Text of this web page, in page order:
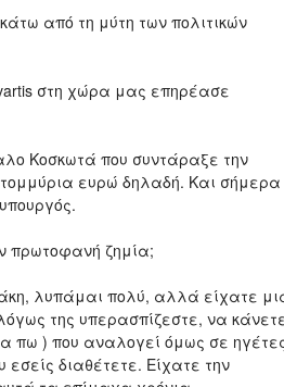
από τη μύτη των πολιτικών
στη χώρα μας επηρέασε
Κοσκωτά που συντάραξε την
ευρώ δηλαδή. Και σήμερα
πρωτοφανή ζημία;
λυπάμαι πολύ, αλλά είχατε
της υπερασπίζεστε, να
πω ) που αναλογεί όμως σε
διαθέτετε. Είχατε την